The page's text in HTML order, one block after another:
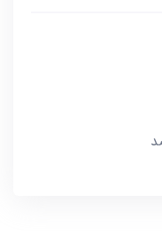
واگذاری خط توسط